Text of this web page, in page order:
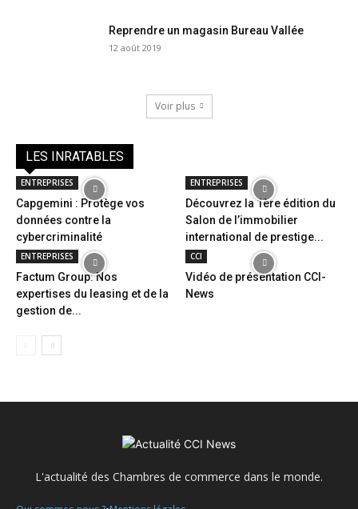
Reprendre un magasin Bureau Vallée
12 août 2019
Voir plus
LES INRATABLES
ENTREPRISES
Capgemini : Protège vos
données contre la
cybercriminalité
ENTREPRISES
Découvrez la 1ère édition du
Salon de l’immobilier
international de prestige...
ENTREPRISES
Factum Group: Nos
expertises du leasing et de la
gestion de...
CCI
Vidéo de présentation CCI-
News
L'actualité des Chambres de commerce dans le monde.